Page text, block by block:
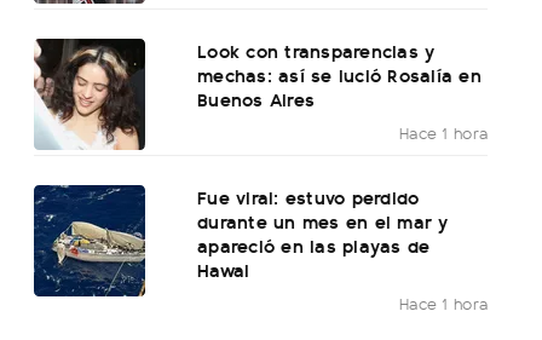
Look con transparencias y
mechas: así se lució Rosalía en
Buenos Aires
Hace 1 hora
Fue viral: estuvo perdido
durante un mes en el mar y
apareció en las playas de
Hawai
Hace 1 hora